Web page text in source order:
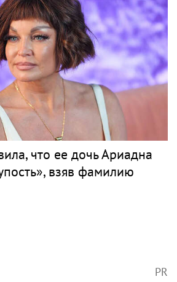
что ее дочь Ариадна
взяв фамилию
PR